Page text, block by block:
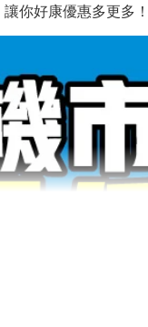
你好康優惠多更多！